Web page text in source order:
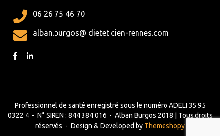
06 26 75 46 70
alban.burgos@ dieteticien-rennes.com
Professionnel de santé enregistré sous le numéro ADELI 35 95
0322 4 - N° SIREN : 844 384 016 - Alban Burgos 2018 | Tous droits
réservés - Design & Developed by Themeshopy